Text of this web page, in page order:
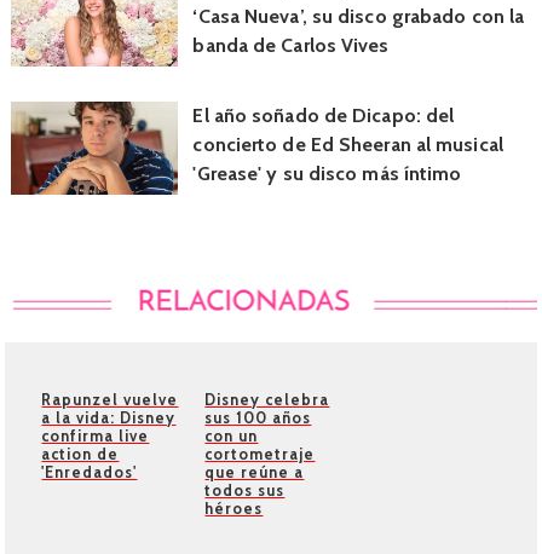
‘Casa Nueva’, su disco grabado con la
banda de Carlos Vives
El año soñado de Dicapo: del
concierto de Ed Sheeran al musical
'Grease' y su disco más íntimo
Rapunzel vuelve
a la vida: Disney
confirma live
action de
'Enredados'
Disney celebra
sus 100 años
con un
cortometraje
que reúne a
todos sus
héroes